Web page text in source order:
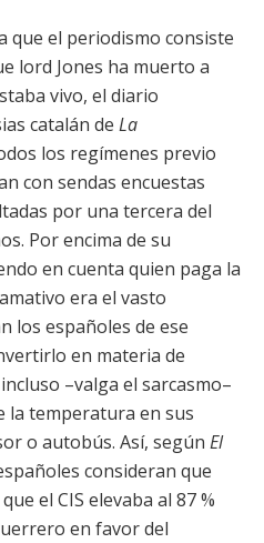
que el periodismo consiste
lord Jones ha muerto a
vivo, el diario
catalán de La
los regímenes previo
con sendas encuestas
por una tercera del
Por encima de su
en cuenta quien paga la
era el vasto
los españoles de ese
en materia de
–valga el sarcasmo–
la temperatura en sus
o autobús. Así, según El
consideran que
el CIS elevaba al 87 %
en favor del